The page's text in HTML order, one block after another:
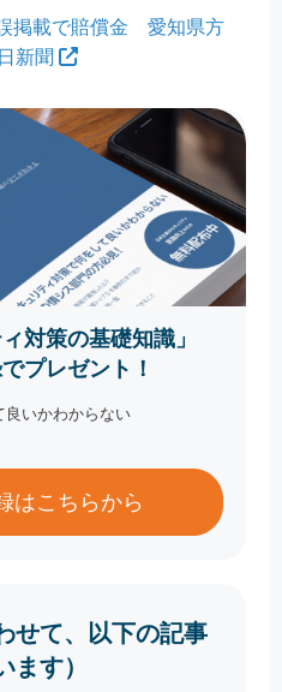
掲載で賠償金 愛知県方
新聞
対策の基礎知識」
プレゼント！
良いかわからない
はこちらから
せて、以下の記事
ます）